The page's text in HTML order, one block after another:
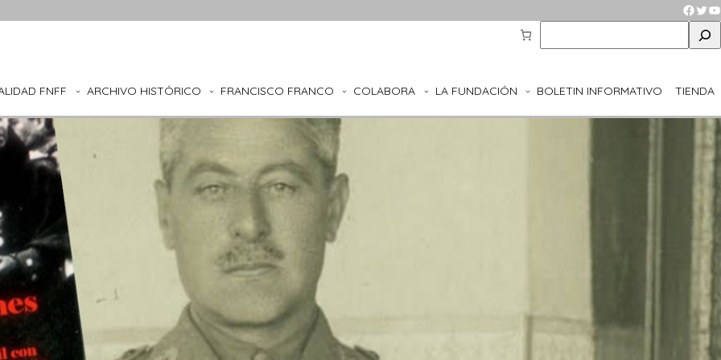
e
r
FNFF ARCHIVO HISTÓRICO FRANCISCO FRANCO COLABORA LA FUNDACIÓN BOLETIN INFORMATIVO TIENDA